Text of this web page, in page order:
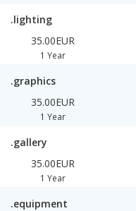
.lighting
35.00EUR
1 Year
.graphics
35.00EUR
1 Year
.gallery
35.00EUR
1 Year
.equipment